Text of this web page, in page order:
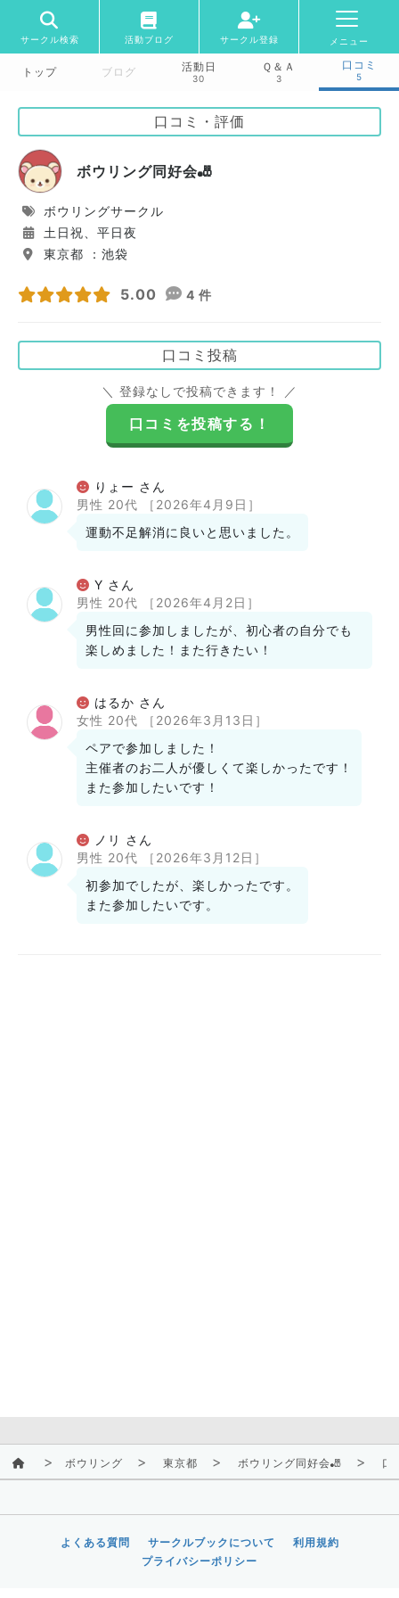
サークル検索 活動ブログ サークル登録 メニュー
トップ ブログ 活動日
30
Ｑ＆Ａ
3
口コミ
5
口コミ・評価
ボウリング同好会🎳
ボウリングサークル
土日祝、平日夜
東京都 ：池袋
5.00 4 件
口コミ投稿
＼ 登録なしで投稿できます！ ／
口コミを投稿する！
りょー さん
男性 20代
［2026年4月9日］
運動不足解消に良いと思いました。
Y さん
男性 20代
［2026年4月2日］
男性回に参加しましたが、初心者の自分でも
楽しめました！また行きたい！
はるか さん
女性 20代
［2026年3月13日］
ペアで参加しました！
主催者のお二人が優しくて楽しかったです！
また参加したいです！
ノリ さん
男性 20代
［2026年3月12日］
初参加でしたが、楽しかったです。
また参加したいです。
ボウリング 東京都 ボウリング同好会🎳 口
よくある質問 サークルブックについて
利用規約
プライバシーポリシー